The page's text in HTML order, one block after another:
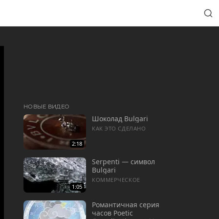
НОВЫЕ ВИДЕО
2:18
Шоколад Bulgari
КАК ЭТО СДЕЛАНО
1:05
Serpenti — символ
Bulgari
КОММЕРЧЕСКОЕ
Романтичная серия
часов Poetic